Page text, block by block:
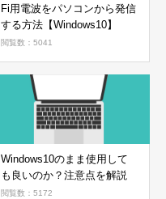
Fi用電波をパソコンから発信
する方法【Windows10】
閲覧数：5041
Windows10のまま使用して
も良いのか？注意点を解説
閲覧数：5172